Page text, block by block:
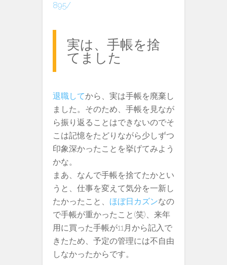
895/
実は、手帳を捨
てました
退職してから、実は手帳を廃棄し
ました。そのため、手帳を見なが
ら振り返ることはできないのでそ
こは記憶をたどりながら少しずつ
印象深かったことを挙げてみよう
かな。
まあ、なんで手帳を捨てたかとい
うと、仕事を変えて気分を一新し
たかったこと、 ほぼ日カズンなの
で手帳が重かったこと(笑)、来年
用に買った手帳が11月から記入で
きたため、予定の管理には不自由
しなかったからです。